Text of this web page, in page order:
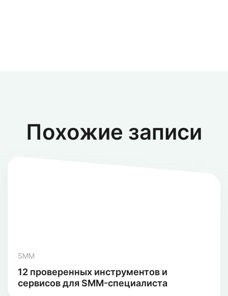
Похожие записи
SMM
12 проверенных инструментов и
сервисов для SMM-специалиста